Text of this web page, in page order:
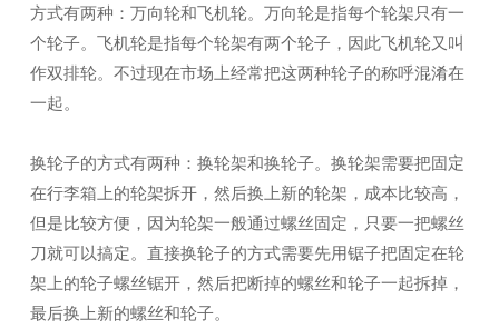
方式有两种：万向轮和飞机轮。万向轮是指每个轮架只有一
个轮子。飞机轮是指每个轮架有两个轮子，因此飞机轮又叫
作双排轮。不过现在市场上经常把这两种轮子的称呼混淆在
一起。
换轮子的方式有两种：换轮架和换轮子。换轮架需要把固定
在行李箱上的轮架拆开，然后换上新的轮架，成本比较高，
但是比较方便，因为轮架一般通过螺丝固定，只要一把螺丝
刀就可以搞定。直接换轮子的方式需要先用锯子把固定在轮
架上的轮子螺丝锯开，然后把断掉的螺丝和轮子一起拆掉，
最后换上新的螺丝和轮子。